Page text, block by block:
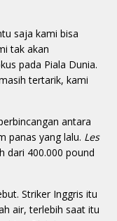
saja kami bisa
tak akan
pada Piala Dunia.
tertarik, kami
antara
panas yang lalu. Les
dari 400.000 pound
Striker Inggris itu
air, terlebih saat itu